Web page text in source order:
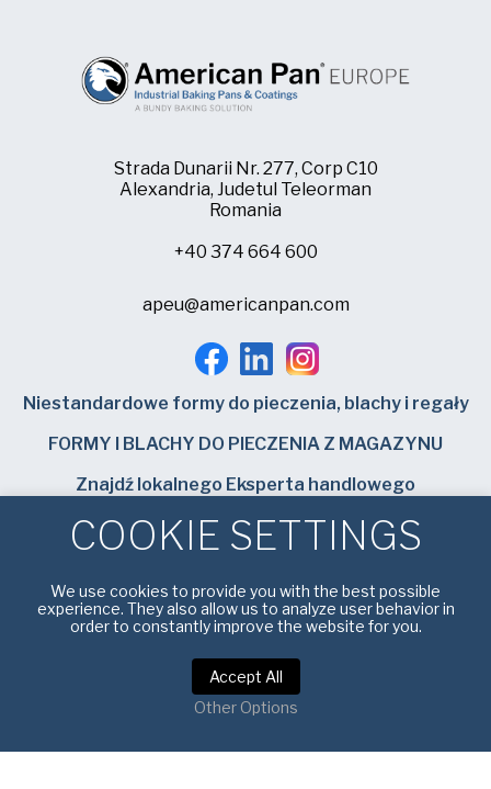
Strada Dunarii Nr. 277, Corp C10
Alexandria, Judetul Teleorman
Romania
+40 374 664 600
apeu@americanpan.com
Niestandardowe formy do pieczenia, blachy i regały
FORMY I BLACHY DO PIECZENIA Z MAGAZYNU
Znajdź lokalnego Eksperta handlowego
Bundy Baking Solutions
Warunki korzystania z usługi|
zastrzeżone.
COOKIE SETTINGS
We use cookies to provide you with the best possible
experience. They also allow us to analyze user behavior in
order to constantly improve the website for you.
Accept All
Other Options